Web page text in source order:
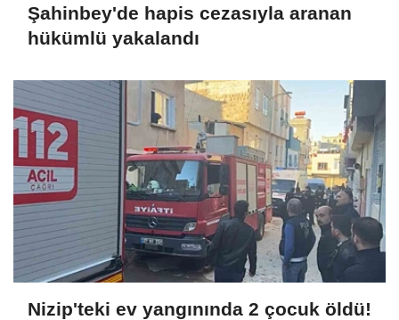
Şahinbey'de hapis cezasıyla aranan
hükümlü yakalandı
Nizip'teki ev yangınında 2 çocuk öldü!